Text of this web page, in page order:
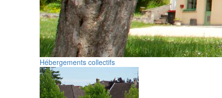
Hébergements collectifs